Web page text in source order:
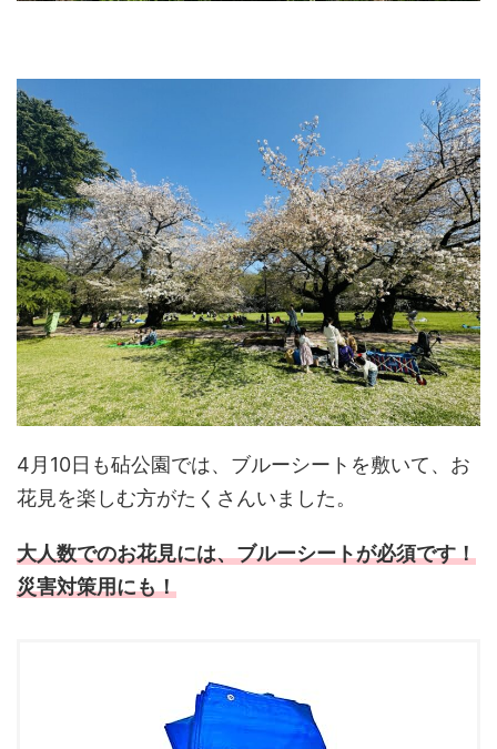
4月10日も砧公園では、ブルーシートを敷いて、お
花見を楽しむ方がたくさんいました。
大人数でのお花見には、ブルーシートが必須です！
災害対策用にも！